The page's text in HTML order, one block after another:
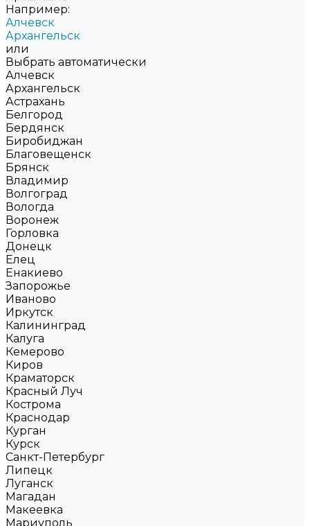
Например:
Алчевск
Архангельск
или
Выбрать автоматически
Алчевск
Архангельск
Астрахань
Белгород
Бердянск
Биробиджан
Благовещенск
Брянск
Владимир
Волгоград
Вологда
Воронеж
Горловка
Донецк
Елец
Енакиево
Запорожье
Иваново
Иркутск
Калининград
Калуга
Кемерово
Киров
Краматорск
Красный Луч
Кострома
Краснодар
Курган
Курск
Санкт-Петербург
Липецк
Луганск
Магадан
Макеевка
Мариуполь